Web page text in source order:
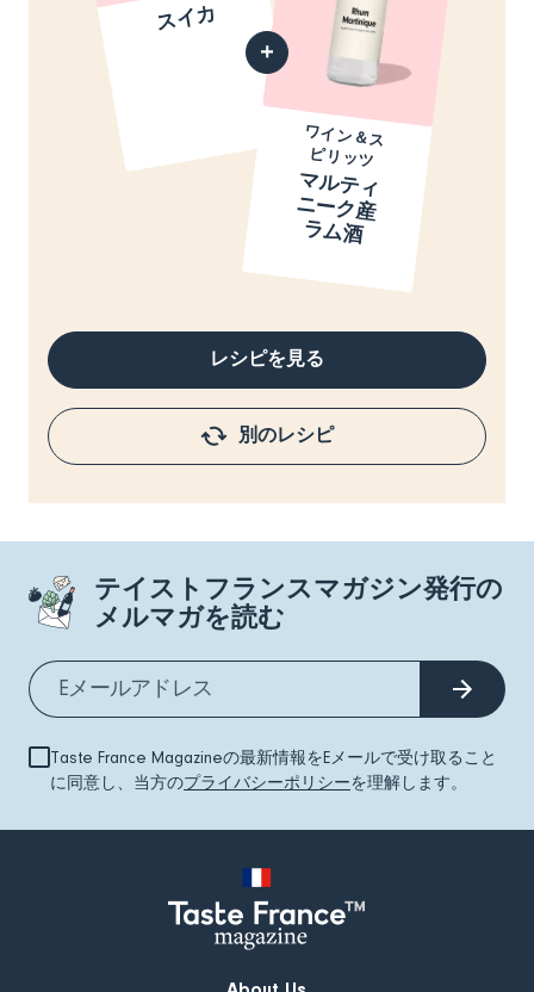
スイカ
ワイン＆ス
ピリッツ
マ
ル
テ
ィ
ニ
ー
ク
産
ラ
ム
酒
レシピを見る
別のレシピ
テイストフランスマガジン発行の
メルマガを読む
Taste France Magazineの最新情報をEメールで受け取ること
に同意し、当方のプライバシーポリシーを理解します。